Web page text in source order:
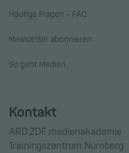
Häufige Fragen – FAQ
Newsletter abonnieren
So geht Medien
Kontakt
ARD.ZDF medienakademie
Trainingszentrum Nürnberg